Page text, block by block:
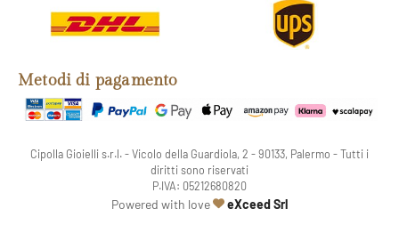
Metodi di pagamento
Cipolla Gioielli s.r.l. - Vicolo della Guardiola, 2 - 90133, Palermo - Tutti i
diritti sono riservati
P.IVA: 05212680820
Powered with love eXceed Srlweb agency